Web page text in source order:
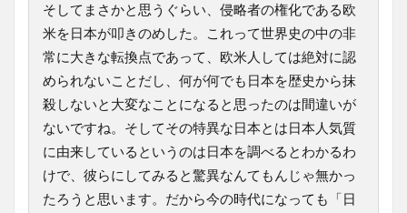
そしてまさかと思うぐらい、侵略者の権化である欧
米を日本が叩きのめした。これって世界史の中の非
常に大きな転換点であって、欧米人しては絶対に認
められないことだし、何が何でも日本を歴史から抹
殺しないと大変なことになると思ったのは間違いが
ないですね。そしてその特異な日本とは日本人気質
に由来しているというのは日本を調べるとわかるわ
けで、彼らにしてみると驚異なんてもんじゃ無かっ
たろうと思います。だから今の時代になっても「日